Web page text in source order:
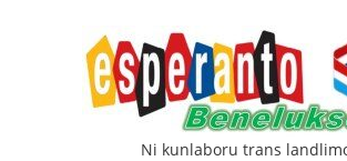
Ni kunlaboru trans